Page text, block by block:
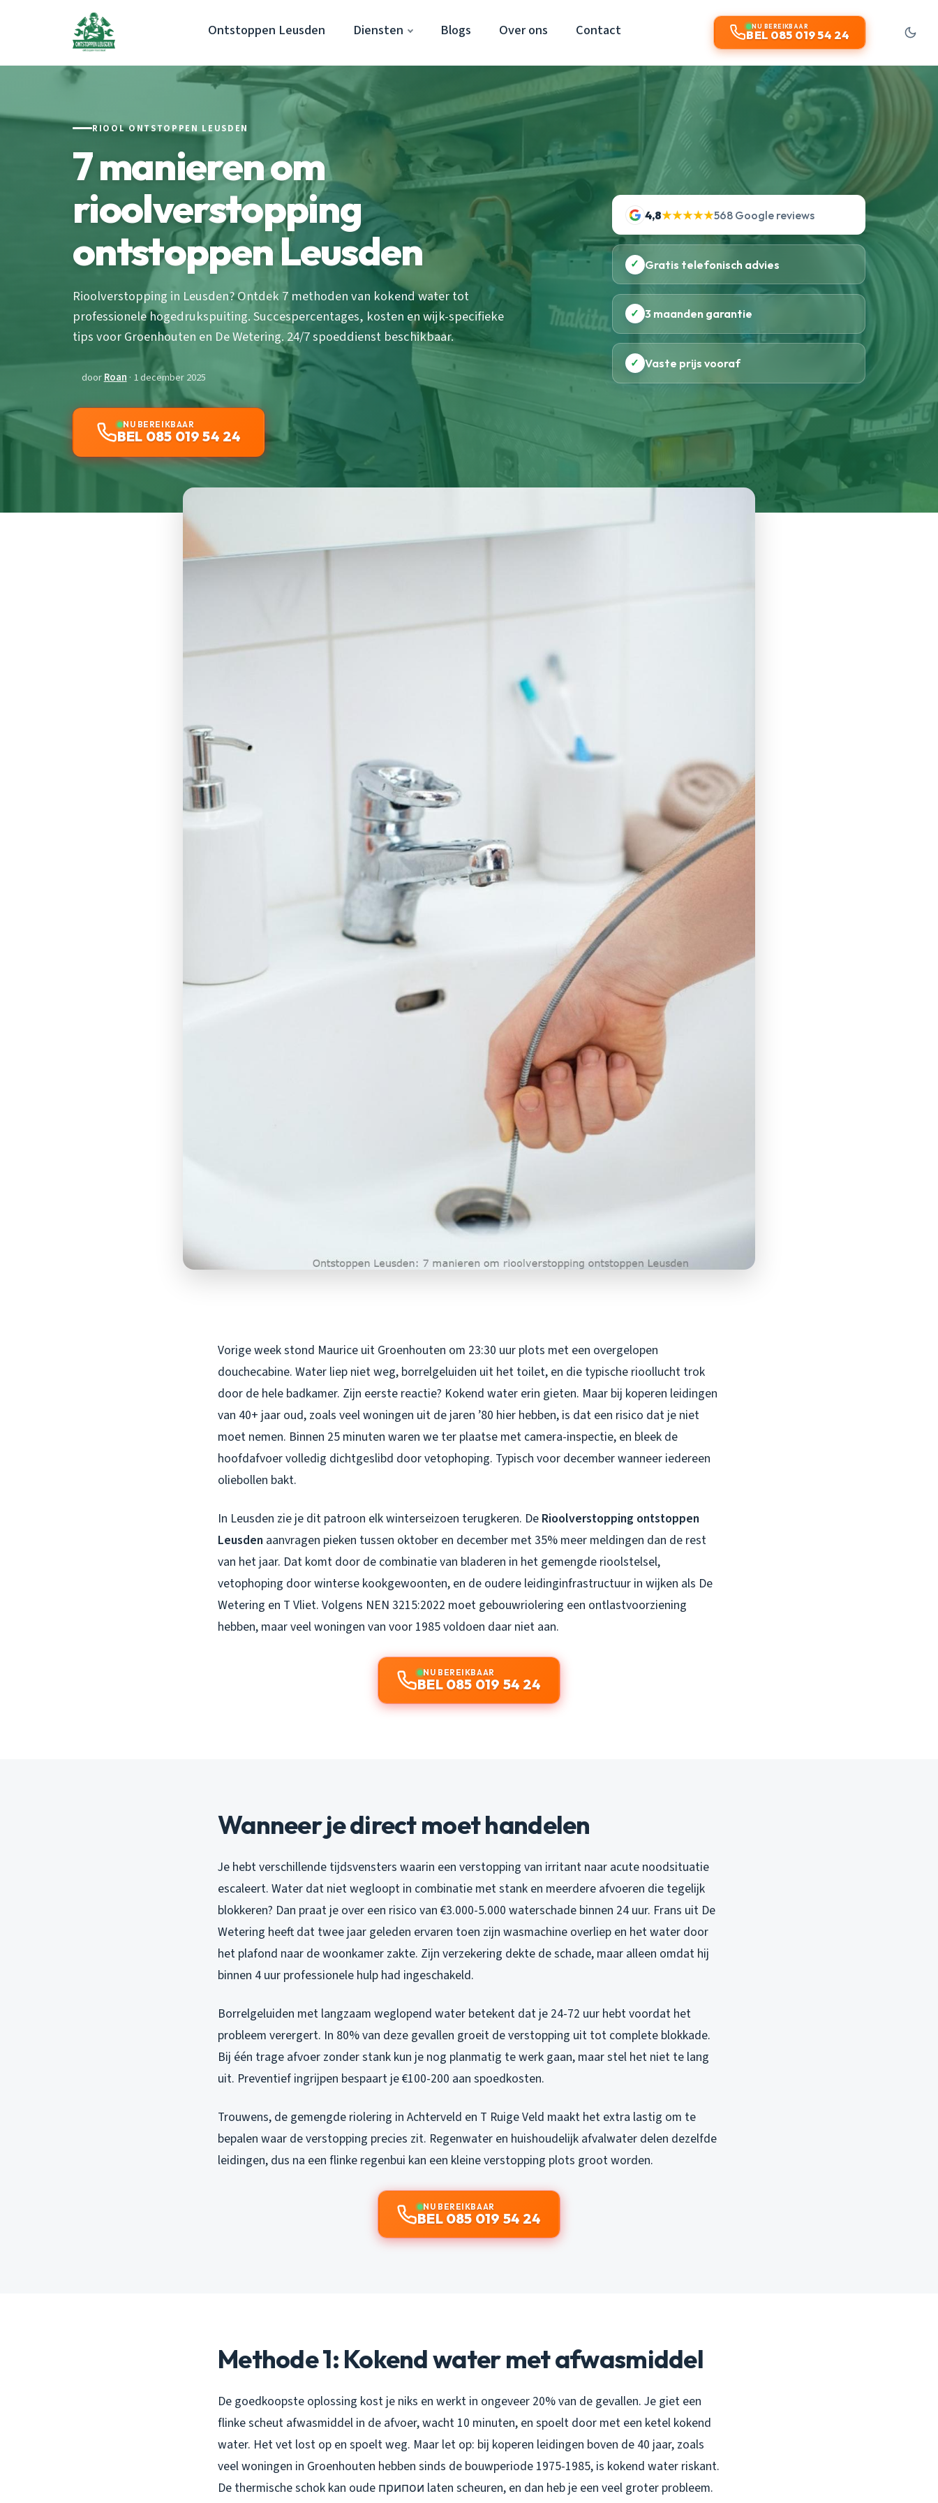
Ontstoppen Leusden Diensten Blogs Over ons Contact NU BEREIKBAAR
BEL 085 019 54 24
RIOOL ONTSTOPPEN LEUSDEN
7 manieren om
rioolverstopping
ontstoppen Leusden
Rioolverstopping in Leusden? Ontdek 7 methoden van kokend water tot
professionele hogedrukspuiting. Succespercentages, kosten en wijk-specifieke
tips voor Groenhouten en De Wetering. 24/7 spoeddienst beschikbaar.
doorRoan · 1 december 2025
NU BEREIKBAAR
BEL 085 019 54 24
4,8★★★★★568 Google reviews
✓ Gratis telefonisch advies
✓ 3 maanden garantie
✓ Vaste prijs vooraf
Vorige week stond Maurice uit Groenhouten om 23:30 uur plots met een overgelopen
douchecabine. Water liep niet weg, borrelgeluiden uit het toilet, en die typische rioollucht trok
door de hele badkamer. Zijn eerste reactie? Kokend water erin gieten. Maar bij koperen leidingen
van 40+ jaar oud, zoals veel woningen uit de jaren ’80 hier hebben, is dat een risico dat je niet
moet nemen. Binnen 25 minuten waren we ter plaatse met camera-inspectie, en bleek de
hoofdafvoer volledig dichtgeslibd door vetophoping. Typisch voor december wanneer iedereen
oliebollen bakt.
In Leusden zie je dit patroon elk winterseizoen terugkeren. De Rioolverstopping ontstoppen
Leusden aanvragen pieken tussen oktober en december met 35% meer meldingen dan de rest
van het jaar. Dat komt door de combinatie van bladeren in het gemengde rioolstelsel,
vetophoping door winterse kookgewoonten, en de oudere leidinginfrastructuur in wijken als De
Wetering en T Vliet. Volgens NEN 3215:2022 moet gebouwriolering een ontlastvoorziening
hebben, maar veel woningen van voor 1985 voldoen daar niet aan.
NU BEREIKBAAR
BEL 085 019 54 24
Wanneer je direct moet handelen
Je hebt verschillende tijdsvensters waarin een verstopping van irritant naar acute noodsituatie
escaleert. Water dat niet wegloopt in combinatie met stank en meerdere afvoeren die tegelijk
blokkeren? Dan praat je over een risico van €3.000-5.000 waterschade binnen 24 uur. Frans uit De
Wetering heeft dat twee jaar geleden ervaren toen zijn wasmachine overliep en het water door
het plafond naar de woonkamer zakte. Zijn verzekering dekte de schade, maar alleen omdat hij
binnen 4 uur professionele hulp had ingeschakeld.
Borrelgeluiden met langzaam weglopend water betekent dat je 24-72 uur hebt voordat het
probleem verergert. In 80% van deze gevallen groeit de verstopping uit tot complete blokkade.
Bij één trage afvoer zonder stank kun je nog planmatig te werk gaan, maar stel het niet te lang
uit. Preventief ingrijpen bespaart je €100-200 aan spoedkosten.
Trouwens, de gemengde riolering in Achterveld en T Ruige Veld maakt het extra lastig om te
bepalen waar de verstopping precies zit. Regenwater en huishoudelijk afvalwater delen dezelfde
leidingen, dus na een flinke regenbui kan een kleine verstopping plots groot worden.
NU BEREIKBAAR
BEL 085 019 54 24
Methode 1: Kokend water met afwasmiddel
De goedkoopste oplossing kost je niks en werkt in ongeveer 20% van de gevallen. Je giet een
flinke scheut afwasmiddel in de afvoer, wacht 10 minuten, en spoelt door met een ketel kokend
water. Het vet lost op en spoelt weg. Maar let op: bij koperen leidingen boven de 40 jaar, zoals
veel woningen in Groenhouten hebben sinds de bouwperiode 1975-1985, is kokend water riskant.
De thermische schok kan oude припои laten scheuren, en dan heb je een veel groter probleem.